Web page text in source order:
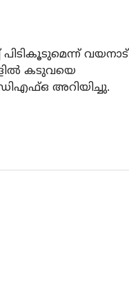
വയനാട്
കടുവയെ
ഡിഎഫ്ഒ അറിയിച്ചു.